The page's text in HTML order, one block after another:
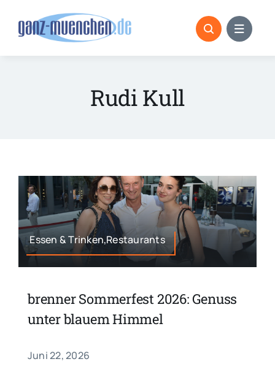
Rudi Kull
Essen & Trinken,Restaurants
brenner Sommerfest 2026: Genuss
unter blauem Himmel
Juni 22, 2026